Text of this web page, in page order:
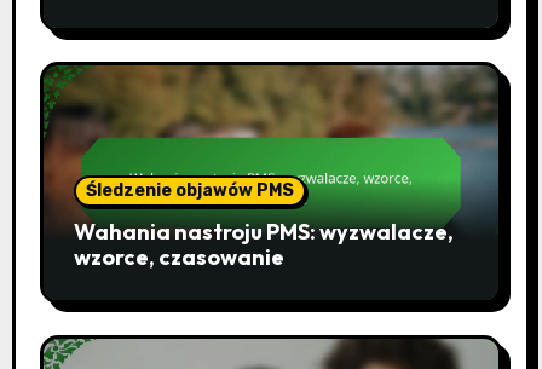
Śledzenie objawów PMS
Wahania nastroju PMS: wyzwalacze,
wzorce, czasowanie